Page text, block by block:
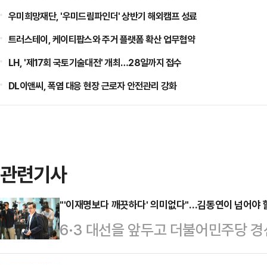
우미희망재단, '우미드림파인더' 상반기 해외캠프 성료
트러스테이, 케이티팝스와 주거 플랫폼 확산 업무협약
LH, '제17회 국토기술대전' 개최…28일까지 접수
DL이앤씨, 폭염 대응 현장 근로자 안전관리 강화
관련기사
"'이재명보다 깨끗하다' 의미없다"…김동연이 넘어야
6·3 대선을 앞두고 더불어민주당
지지율 1위인 이재명 민주당 전 대